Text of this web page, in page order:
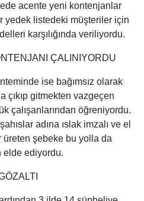
acente yeni kontenjanlar
yedek listedeki müşteriler için
karşılığında veriliyordu.
ÇALINIYORDU
ise bağımsız olarak
çıkıp gitmekten vazgeçen
çalışanlarından öğreniyordu.
adına ıslak imzalı ve el
üreten şebeke bu yolla da
elde ediyordu.